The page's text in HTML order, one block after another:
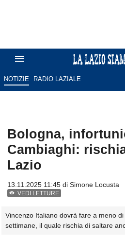
NOTIZIE RADIO LAZIALE
Bologna,
Cambiaghi:
Lazio
13.11.2025 11:45 di Simone Locusta
VEDI LETTURE
Vincenzo Italiano dovrà fare a meno
settimane, il quale rischia di saltare